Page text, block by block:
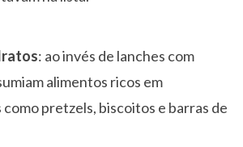
: ao invés de lanches com
alimentos ricos em
pretzels, biscoitos e barras de